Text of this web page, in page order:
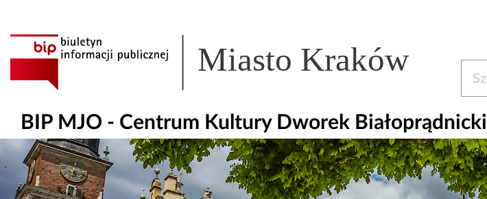
Miasto Kraków
BIP MJO - Centrum Kultury Dworek Białoprądnicki